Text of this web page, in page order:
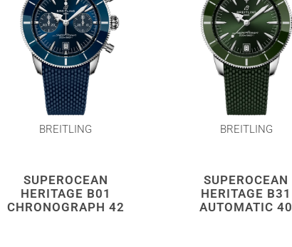
BREITLING
SUPEROCEAN
HERITAGE B01
CHRONOGRAPH 42
BREITLING
SUPEROCEAN
HERITAGE B31
AUTOMATIC 40